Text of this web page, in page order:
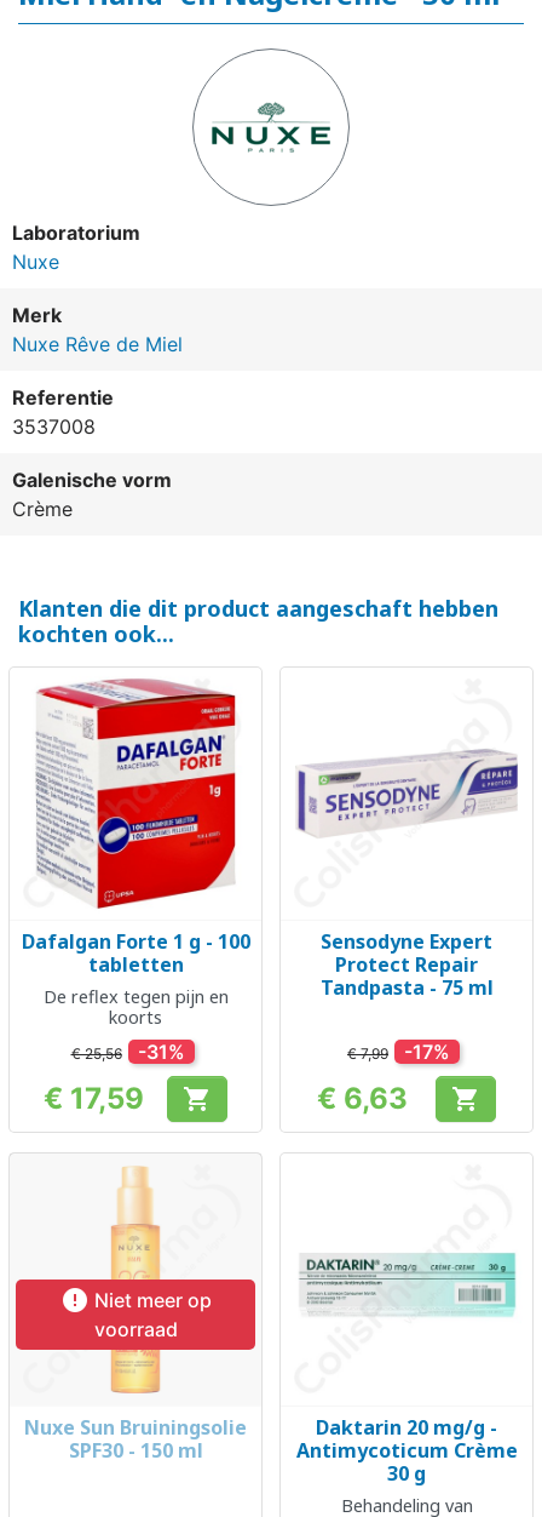
Laboratorium
Nuxe
Merk
Nuxe Rêve de Miel
Referentie
3537008
Galenische vorm
Crème
Klanten die dit product aangeschaft hebben
kochten ook...
Dafalgan Forte 1 g - 100
tabletten
De reflex tegen pijn en
koorts
€ 25,56 -31%
Prijs
€ 17,59 
Sensodyne Expert
Protect Repair
Tandpasta - 75 ml
€ 7,99 -17%
Prijs
€ 6,63 
 Niet meer op
voorraad
Nuxe Sun Bruiningsolie
SPF30 - 150 ml
Daktarin 20 mg/g -
Antimycoticum Crème
30 g
Behandeling van